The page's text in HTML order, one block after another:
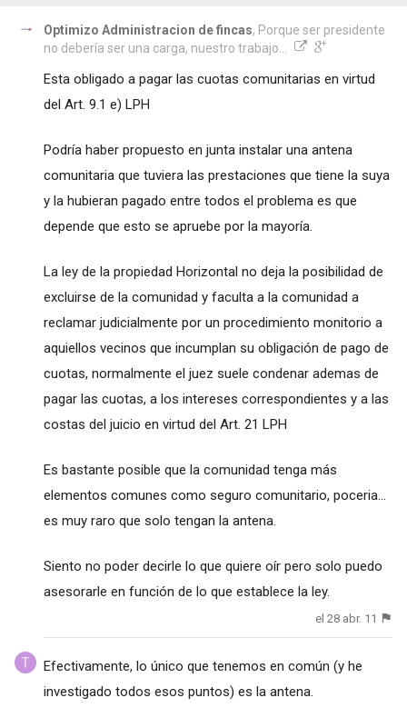
Optimizo Administracion de fincas, Porque ser presidente
no debería ser una carga, nuestro trabajo...
Esta obligado a pagar las cuotas comunitarias en virtud
del Art. 9.1 e) LPH
Podría haber propuesto en junta instalar una antena
comunitaria que tuviera las prestaciones que tiene la suya
y la hubieran pagado entre todos el problema es que
depende que esto se apruebe por la mayoría.
La ley de la propiedad Horizontal no deja la posibilidad de
excluirse de la comunidad y faculta a la comunidad a
reclamar judicialmente por un procedimiento monitorio a
aquiellos vecinos que incumplan su obligación de pago de
cuotas, normalmente el juez suele condenar ademas de
pagar las cuotas, a los intereses correspondientes y a las
costas del juicio en virtud del Art. 21 LPH
Es bastante posible que la comunidad tenga más
elementos comunes como seguro comunitario, poceria...
es muy raro que solo tengan la antena.
Siento no poder decirle lo que quiere oír pero solo puedo
asesorarle en función de lo que establece la ley.
el 28 abr. 11
Efectivamente, lo único que tenemos en común (y he
investigado todos esos puntos) es la antena.